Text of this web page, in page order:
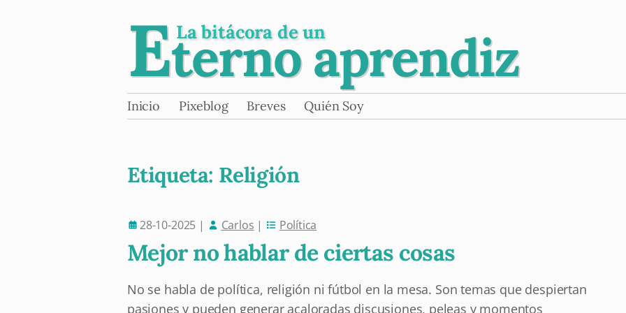
Eterno aprendiz
La bitácora de un
Skip
Inicio Pixeblog Breves Quién Soy
Etiqueta: Religión
Post navigation
28-10-2025 | Carlos | Política
Mejor no hablar de ciertas cosas
No se habla de política, religión ni fútbol en la mesa. Son temas que despiertan
pasiones y pueden generar acaloradas discusiones, peleas y momentos